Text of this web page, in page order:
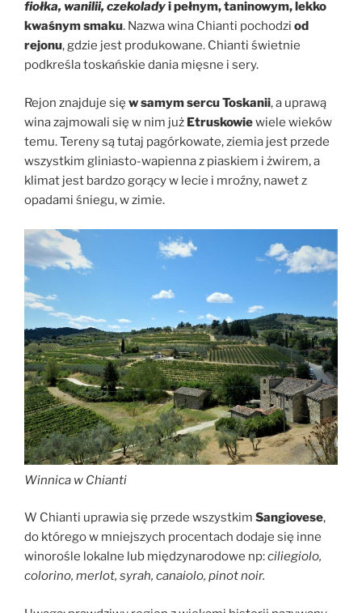
fiołka, wanilii, czekoladyi pełnym, taninowym, lekko
kwaśnym smaku. Nazwa wina Chianti pochodzi od
rejonu, gdzie jest produkowane. Chianti świetnie
podkreśla toskańskie dania mięsne i sery.
Rejon znajduje się w samym sercu Toskanii, a uprawą
wina zajmowali się w nim już Etruskowiewiele wieków
temu. Tereny są tutaj pagórkowate, ziemia jest przede
wszystkim gliniasto-wapienna z piaskiem i żwirem, a
klimat jest bardzo gorący w lecie i mroźny, nawet z
opadami śniegu, w zimie.
Winnica w Chianti
W Chianti uprawia się przede wszystkim Sangiovese,
do którego w mniejszych procentach dodaje się inne
winorośle lokalne lub międzynarodowe np:ciliegiolo,
colorino, merlot, syrah, canaiolo, pinot noir.